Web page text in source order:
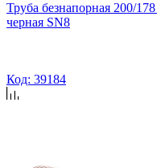
Труба безнапорная 200/
черная SN8
Код: 39184